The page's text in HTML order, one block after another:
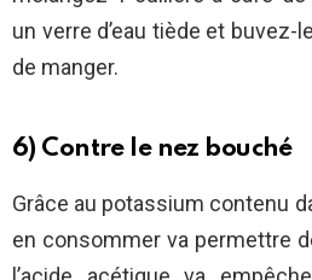
un verre d’eau tiède et buvez-
de manger.
6) Contre le nez bouché
Grâce au potassium contenu
en consommer va permettre